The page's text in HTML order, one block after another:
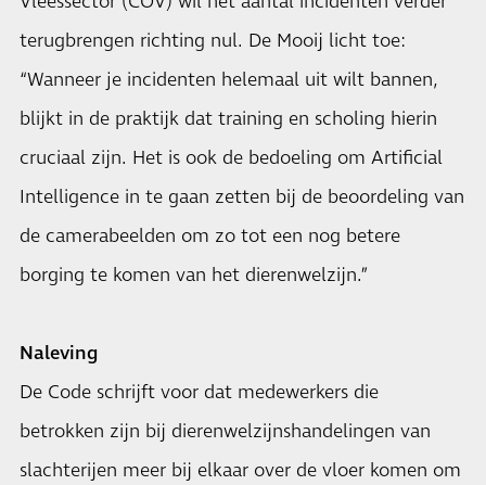
terugbrengen richting nul. De Mooij licht toe:
“Wanneer je incidenten helemaal uit wilt bannen,
blijkt in de praktijk dat training en scholing hierin
cruciaal zijn. Het is ook de bedoeling om Artificial
Intelligence in te gaan zetten bij de beoordeling van
de camerabeelden om zo tot een nog betere
borging te komen van het dierenwelzijn.”
Naleving
De Code schrijft voor dat medewerkers die
betrokken zijn bij dierenwelzijnshandelingen van
slachterijen meer bij elkaar over de vloer komen om